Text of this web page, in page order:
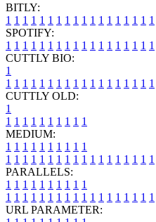
BITLY:
1 1 1 1 1 1 1 1 1 1 1 1 1 1 1 1 1 1
SPOTIFY:
1 1 1 1 1 1 1 1 1 1 1 1 1 1 1 1 1 1
CUTTLY BIO:
1
1 1 1 1 1 1 1 1 1 1 1 1 1 1 1 1 1 1
CUTTLY OLD:
1
1 1 1 1 1 1 1 1 1 1
MEDIUM:
1 1 1 1 1 1 1 1 1 1
1 1 1 1 1 1 1 1 1 1 1 1 1 1 1 1 1 1
PARALLELS:
1 1 1 1 1 1 1 1 1 1
1 1 1 1 1 1 1 1 1 1 1 1 1 1 1 1 1 1
URL PARAMETER: